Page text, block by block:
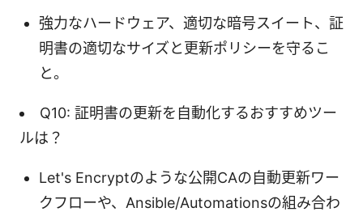
強力なハードウェア、適切な暗号スイート、証
明書の適切なサイズと更新ポリシーを守るこ
と。
Q10: 証明書の更新を自動化するおすすめツー
ルは？
Let's Encryptのような公開CAの自動更新ワー
クフローや、Ansible/Automationsの組み合わ